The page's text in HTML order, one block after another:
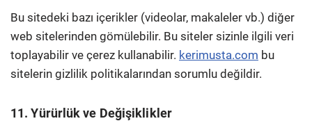
Bu sitedeki bazı içerikler (videolar, makaleler vb.) diğer
web sitelerinden gömülebilir. Bu siteler sizinle ilgili veri
toplayabilir ve çerez kullanabilir. kerimusta.com bu
sitelerin gizlilik politikalarından sorumlu değildir.
11. Yürürlük ve Değişiklikler